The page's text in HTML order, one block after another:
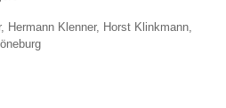
Hermann Klenner, Horst Klinkmann,